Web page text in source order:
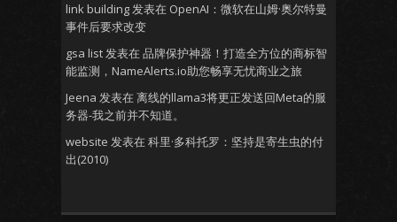
link building发表在 OpenAI：微软在山姆·奥尔特曼
事件后要求改变
gsa list发表在 品牌保护神器！打造全方位的商标智
能监测，NameAlerts.io助您畅享无忧商业之旅
Jeena 发表在 离线的llama3将更正发送回Meta的服
务器-我之前并不知道。
website 发表在 科里·多科托罗：坚持是寄生虫的付
出(2010)